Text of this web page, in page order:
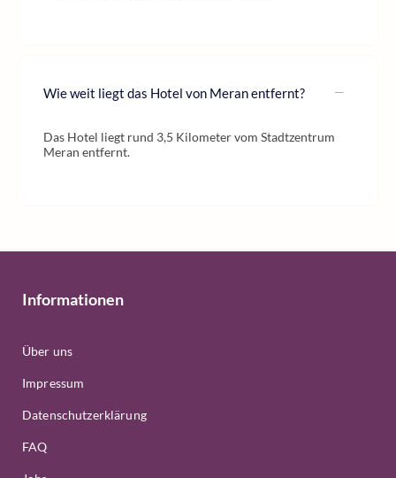
Wie weit liegt das Hotel von Meran entfernt?
Das Hotel liegt rund 3,5 Kilometer vom Stadtzentrum
Meran entfernt.
Informationen
Über uns
Impressum
Datenschutzerklärung
FAQ